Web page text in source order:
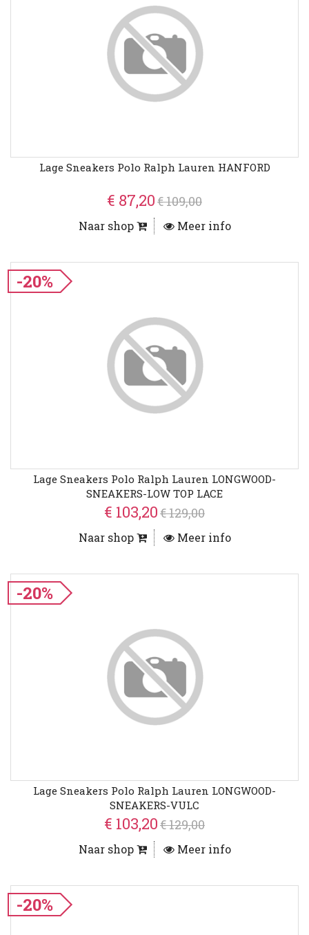
Lage Sneakers Polo Ralph Lauren HANFORD
€ 87,20€ 109,00
Naar shop Meer info
-20%
Lage Sneakers Polo Ralph Lauren LONGWOOD-
SNEAKERS-LOW TOP LACE
€ 103,20€ 129,00
Naar shop Meer info
-20%
Lage Sneakers Polo Ralph Lauren LONGWOOD-
SNEAKERS-VULC
€ 103,20€ 129,00
Naar shop Meer info
-20%